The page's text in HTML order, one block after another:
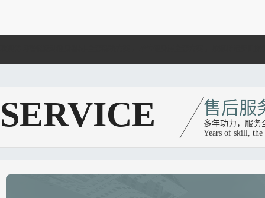
SERVICE 售后服
多年功力，服务
Years of skill, the